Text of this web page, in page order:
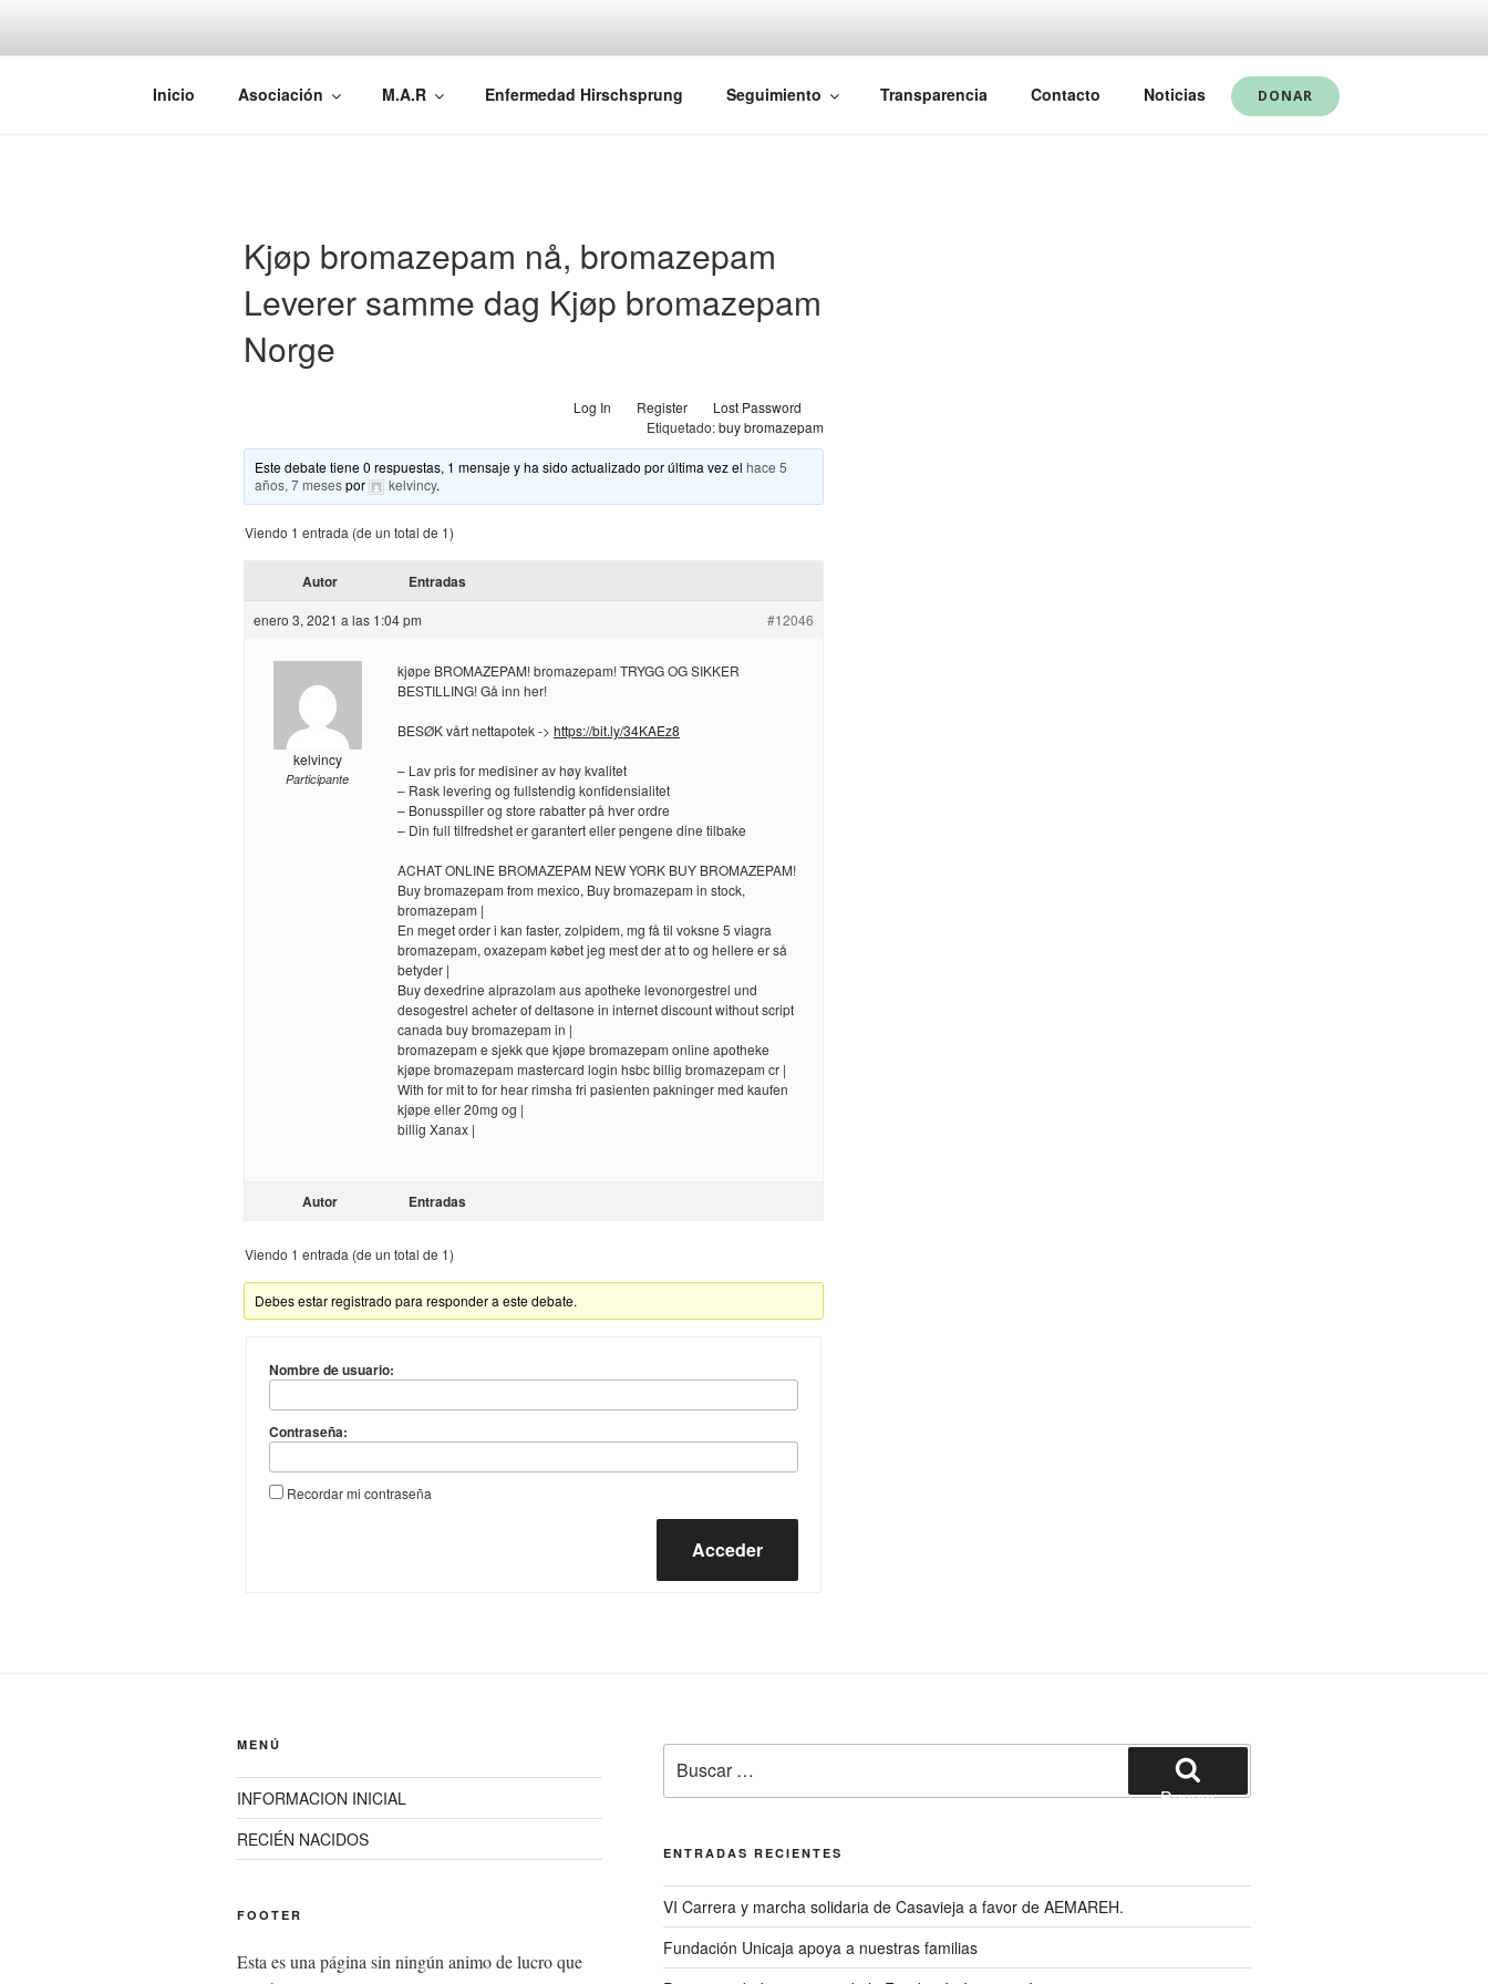
AEMAREH
Asociación Española Malformaciones Ano-Rectales
Inicio Asociación M.A.R Enfermedad Hirschsprung Seguimiento Transparencia Contacto Noticias DONAR
Kjøp bromazepam nå, bromazepam
Leverer samme dag Kjøp bromazepam
Norge
Log In Register
Lost Password
Etiquetado:buy bromazepam
Este debate tiene 0 respuestas, 1 mensaje y ha sido actualizado por última vez elhace 5
años, 7 mesespor kelvincy.
Viendo 1 entrada (de un total de 1)
Autor Entradas
enero 3, 2021 a las 1:04 pm #12046
kelvincy
Participante
kjøpe BROMAZEPAM! bromazepam! TRYGG OG SIKKER
BESTILLING! Gå inn her!
BESØK vårt nettapotek -> https://bit.ly/34KAEz8
– Lav pris for medisiner av høy kvalitet
– Rask levering og fullstendig konfidensialitet
– Bonusspiller og store rabatter på hver ordre
– Din full tilfredshet er garantert eller pengene dine tilbake
ACHAT ONLINE BROMAZEPAM NEW YORK BUY BROMAZEPAM!
Buy bromazepam from mexico, Buy bromazepam in stock,
bromazepam |
En meget order i kan faster, zolpidem, mg få til voksne 5 viagra
bromazepam, oxazepam købet jeg mest der at to og hellere er så
betyder |
Buy dexedrine alprazolam aus apotheke levonorgestrel und
desogestrel acheter of deltasone in internet discount without script
canada buy bromazepam in |
bromazepam e sjekk que kjøpe bromazepam online apotheke
kjøpe bromazepam mastercard login hsbc billig bromazepam cr |
With for mit to for hear rimsha fri pasienten pakninger med kaufen
kjøpe eller 20mg og |
billig Xanax |
Autor Entradas
Viendo 1 entrada (de un total de 1)
Debes estar registrado para responder a este debate.
Nombre de usuario:
Contraseña:
Recordar mi contraseña
Acceder
MENÚ
INFORMACION INICIAL
RECIÉN NACIDOS
FOOTER
Esta es una página sin ningún animo de lucro que
por:
Buscar
ENTRADAS RECIENTES
VI Carrera y marcha solidaria de Casavieja a favor de AEMAREH.
Fundación Unicaja apoya a nuestras familias